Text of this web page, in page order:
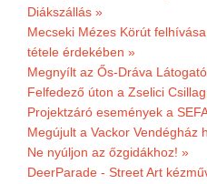
Diákszállás »
Mecseki Mézes Körút
tétele érdekében »
Megnyílt az Ős-Dráva
Felfedező úton a Zselici
Projektzáró események a
Megújult a Vackor Vendégház
Ne nyúljon az őzgidákhoz! »
DeerParade - Street Art